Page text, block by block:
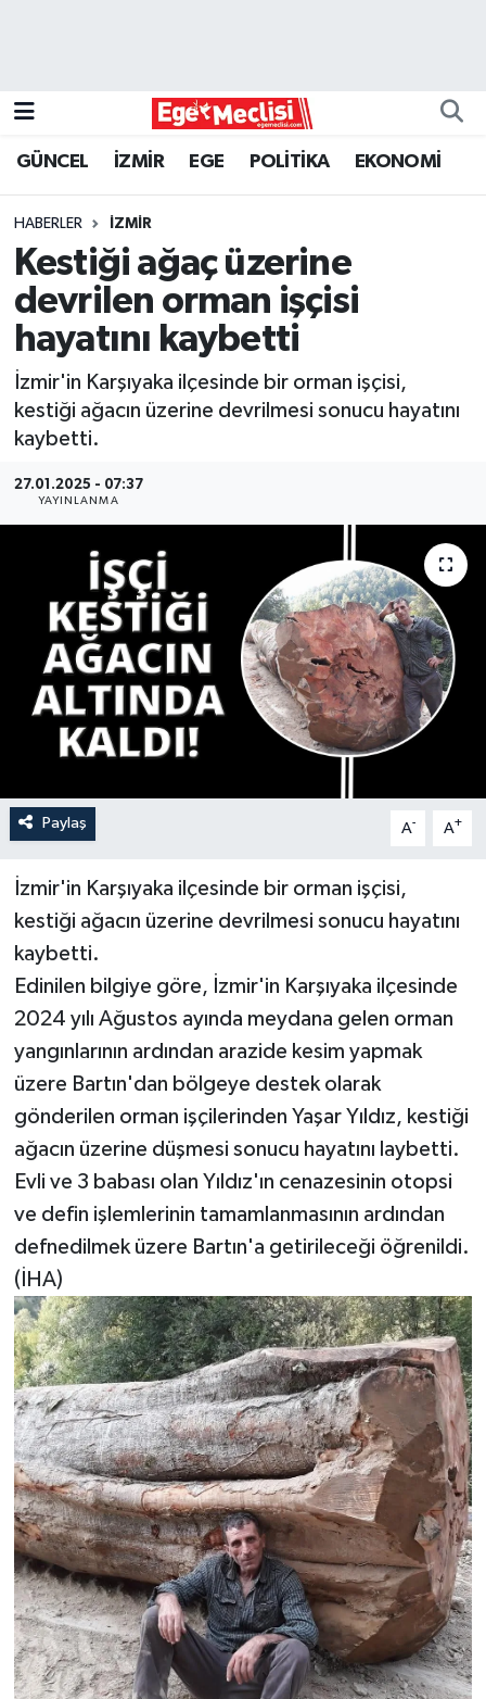
GÜNCEL İZMİR EGE POLİTİKA EKONOMİ
HABERLER İZMİR
Kestiği ağaç üzerine
devrilen orman işçisi
hayatını kaybetti
İzmir'in Karşıyaka ilçesinde bir orman işçisi,
kestiği ağacın üzerine devrilmesi sonucu hayatını
kaybetti.
27.01.2025 - 07:37
YAYINLANMA
Paylaş A- A+
İzmir'in Karşıyaka ilçesinde bir orman işçisi,
kestiği ağacın üzerine devrilmesi sonucu hayatını
kaybetti.
Edinilen bilgiye göre, İzmir'in Karşıyaka ilçesinde
2024 yılı Ağustos ayında meydana gelen orman
yangınlarının ardından arazide kesim yapmak
üzere Bartın'dan bölgeye destek olarak
gönderilen orman işçilerinden Yaşar Yıldız, kestiği
ağacın üzerine düşmesi sonucu hayatını laybetti.
Evli ve 3 babası olan Yıldız'ın cenazesinin otopsi
ve defin işlemlerinin tamamlanmasının ardından
defnedilmek üzere Bartın'a getirileceği öğrenildi.
(İHA)
GÜNCEL
İZMİR
ÖZEL HABER
POLİTİKA
Programlar
YAŞAM